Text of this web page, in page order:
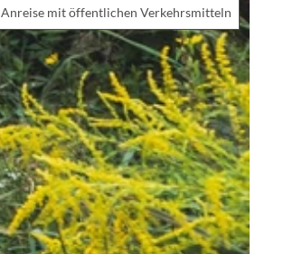
Anreise mit öffentlichen Verkehrsmitteln